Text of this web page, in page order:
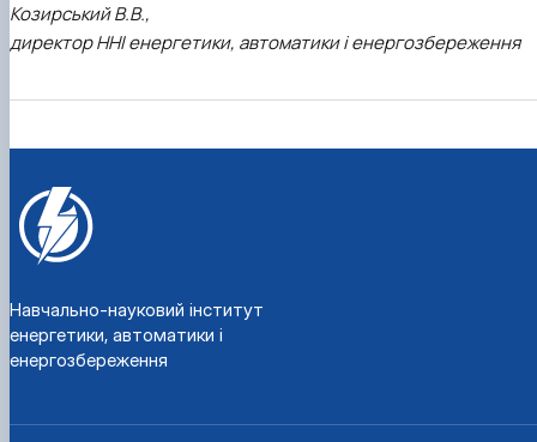
Козирський В.В.,
директор ННІ енергетики, автоматики і енергозбереження
Навчально-науковий інститут
енергетики, автоматики і
енергозбереження